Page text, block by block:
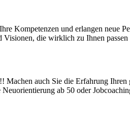
Kompetenzen und erlangen neue
die wirklich zu Ihnen
auch Sie die Erfahrung
ab 50 oder